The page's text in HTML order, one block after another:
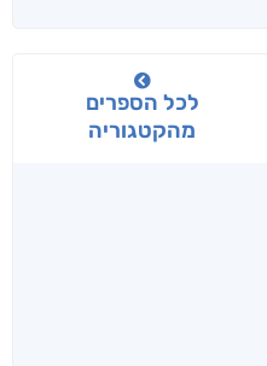
לכל הספרים
מהקטגוריה